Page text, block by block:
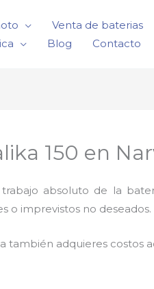
Venta de baterias
Blog Contacto
150 en
absoluto de la
o imprevistos no deseados.
también adquieres costos